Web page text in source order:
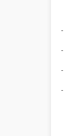
-
-
-
-